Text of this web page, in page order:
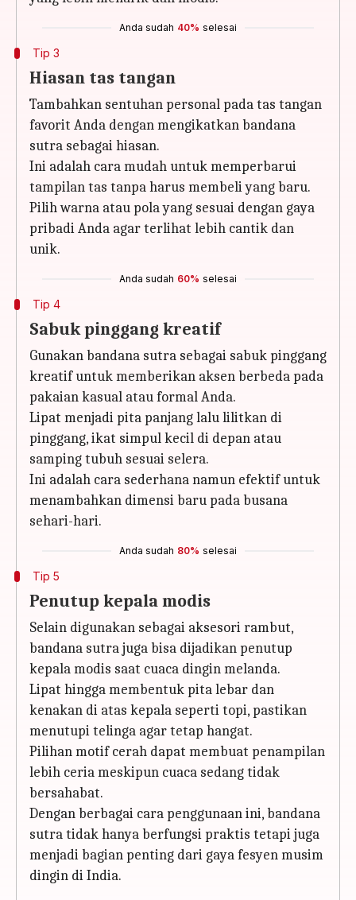
Anda sudah 40% selesai
Tip 3
Hiasan tas tangan
Tambahkan sentuhan personal pada tas tangan
favorit Anda dengan mengikatkan bandana
sutra sebagai hiasan.
Ini adalah cara mudah untuk memperbarui
tampilan tas tanpa harus membeli yang baru.
Pilih warna atau pola yang sesuai dengan gaya
pribadi Anda agar terlihat lebih cantik dan
unik.
Anda sudah 60% selesai
Tip 4
Sabuk pinggang kreatif
Gunakan bandana sutra sebagai sabuk pinggang
kreatif untuk memberikan aksen berbeda pada
pakaian kasual atau formal Anda.
Lipat menjadi pita panjang lalu lilitkan di
pinggang, ikat simpul kecil di depan atau
samping tubuh sesuai selera.
Ini adalah cara sederhana namun efektif untuk
menambahkan dimensi baru pada busana
sehari-hari.
Anda sudah 80% selesai
Tip 5
Penutup kepala modis
Selain digunakan sebagai aksesori rambut,
bandana sutra juga bisa dijadikan penutup
kepala modis saat cuaca dingin melanda.
Lipat hingga membentuk pita lebar dan
kenakan di atas kepala seperti topi, pastikan
menutupi telinga agar tetap hangat.
Pilihan motif cerah dapat membuat penampilan
lebih ceria meskipun cuaca sedang tidak
bersahabat.
Dengan berbagai cara penggunaan ini, bandana
sutra tidak hanya berfungsi praktis tetapi juga
menjadi bagian penting dari gaya fesyen musim
dingin di India.